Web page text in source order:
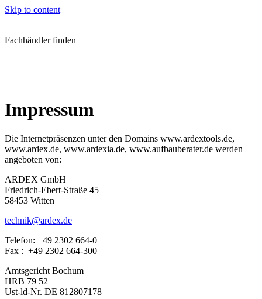
Skip to content
Fachhändler finden
Impressum
Die Internetpräsenzen unter den Domains www.ardextools.de,
www.ardex.de, www.ardexia.de, www.aufbauberater.de werden
angeboten von:
ARDEX GmbH
Friedrich-Ebert-Straße 45
58453 Witten
technik@ardex.de
Telefon: +49 2302 664-0
Fax : +49 2302 664-300
Amtsgericht Bochum
HRB 79 52
Ust-ld-Nr. DE 812807178